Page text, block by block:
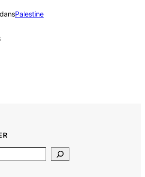
dansPalestine